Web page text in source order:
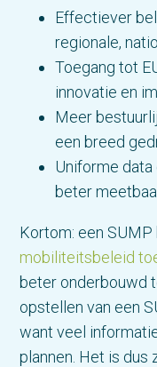
Effectiever
regionale,
Toegang tot
innovatie en
Meer
een breed
Uniforme
beter
Kortom: een
mobiliteitsbeleid
beter onderbouwd
opstellen van een
want veel
plannen. Het is dus